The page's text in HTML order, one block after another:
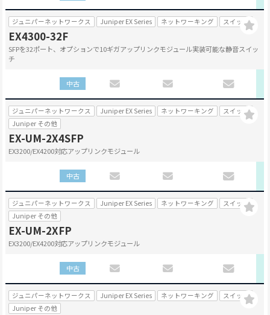
ジュニパーネットワークス Juniper EX Series ネットワーキング スイッチ
EX4300-32F
SFPを32ポート、オプションで10ギガアップリンクモジュール実装可能な静音スイッ
チ
中古
ジュニパーネットワークス Juniper EX Series ネットワーキング
スイッチ
Juniper その他
EX-UM-2X4SFP
EX3200/EX4200対応アップリンクモジュール
中古
ジュニパーネットワークス Juniper EX Series ネットワーキング
スイッチ
Juniper その他
EX-UM-2XFP
EX3200/EX4200対応アップリンクモジュール
中古
ジュニパーネットワークス Juniper EX Series ネットワーキング
スイッチ
Juniper その他